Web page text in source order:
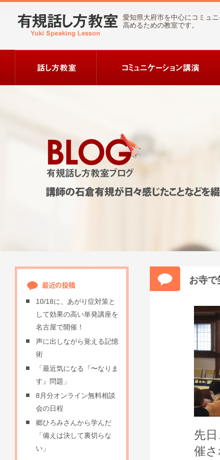
愛知県大府市を中心にコミュ
高めるための教室です。
お寺で
先
催
10/18に、あがり症対策と
して効果の高い単発講座を
名古屋で開催！
声に出しながら覚える記憶
術
「最近気になる『〜なりま
す』問題」
8月分オンライン無料相談
会の日程
郷ひろみさんから学んだ
「備えは決して裏切らな
い」